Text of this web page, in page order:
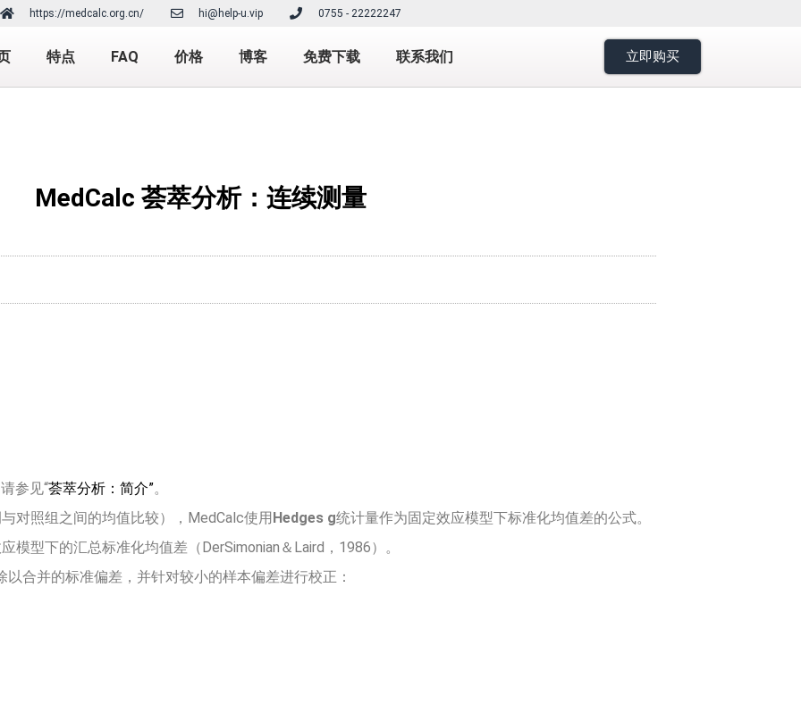
https://medcalc.org.cn/ hi@help-u.vip 0755 - 22222247
特点 FAQ 价格 博客 免费下载 联系我们 立即购买
MedCalc 荟萃分析：连续测量
参见“荟萃分析：简介”。
对照组之间的均值比较），MedCalc使用Hedges g统计量作为固定效应模型下标准化均值差的公式。
模型下的汇总标准化均值差（DerSimonian＆Laird，1986）。
以合并的标准偏差，并针对较小的样本偏差进行校正：